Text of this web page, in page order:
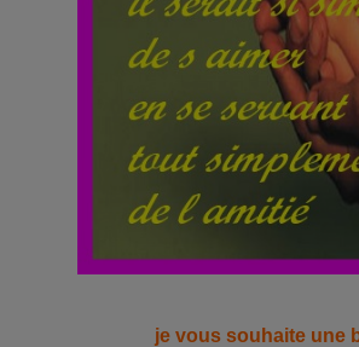
je vous souhaite une